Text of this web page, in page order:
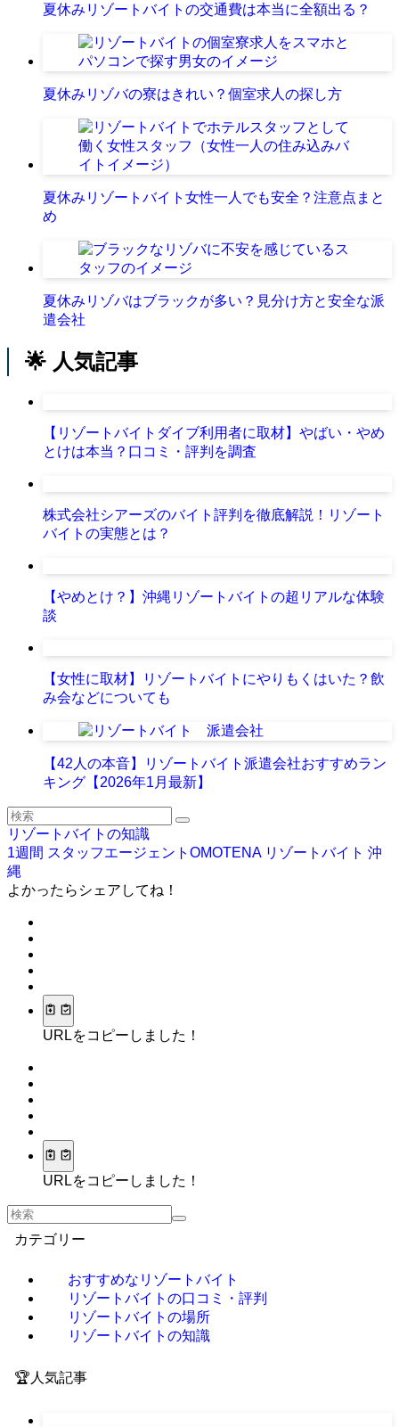
夏休みリゾートバイトの交通費は本当に全額出る？
夏休みリゾバの寮はきれい？個室求人の探し方
夏休みリゾートバイト女性一人でも安全？注意点まと
め
夏休みリゾバはブラックが多い？見分け方と安全な派
遣会社
🌟 人気記事
【リゾートバイトダイブ利用者に取材】やばい・やめ
とけは本当？口コミ・評判を調査
株式会社シアーズのバイト評判を徹底解説！リゾート
バイトの実態とは？
【やめとけ？】沖縄リゾートバイトの超リアルな体験
談
【女性に取材】リゾートバイトにやりもくはいた？飲
み会などについても
【42人の本音】リゾートバイト派遣会社おすすめラン
キング【2026年1月最新】
リゾートバイトの知識
1週間 スタッフエージェントOMOTENA リゾートバイト 沖
縄
よかったらシェアしてね！
URLをコピーしました！
URLをコピーしました！
カテゴリー
おすすめなリゾートバイト
リゾートバイトの口コミ・評判
リゾートバイトの場所
リゾートバイトの知識
🏆人気記事